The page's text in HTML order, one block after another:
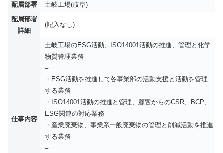
配属部署
土岐工場(岐阜)
配属部署
詳細
(記入なし)
仕事内容
土岐工場のESG活動、ISO14001活動の推進、管理と化学
物質管理業務
–
・ESG活動を推進して各事業部の活動支援と活動を管理
する業務
・ISO14001活動の推進と管理、顧客からのCSR、BCP、
ESG関連の対応業務
・産業廃棄物、事業系一般廃棄物の管理と削減活動を推進
する業務
–